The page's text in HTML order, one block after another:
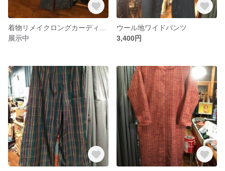
展示中
ウール地ワイドパンツ
3,400円